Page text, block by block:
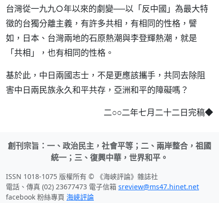
台灣從一九九○年以來的劇變──以「反中國」為最大特
徵的台獨分離主義，有許多共相，有相同的性格，譬
如，日本、台灣兩地的石原熱潮與李登輝熱潮，就是
「共相」，也有相同的性格。
基於此，中日兩國志士，不是更應該攜手，共同去除阻
害中日兩民族永久和平共存，亞洲和平的障礙嗎？
二○○二年七月二十二日完稿◆
創刊宗旨：一、政治民主，社會平等；二、兩岸整合，祖國
統一；三、復興中華，世界和平。
ISSN 1018-1075 版權所有 © 《海峽評論》雜誌社
電話、傳真 (02) 23677473 電子信箱 sreview@ms47.hinet.net
facebook 粉絲專頁 海峽評論